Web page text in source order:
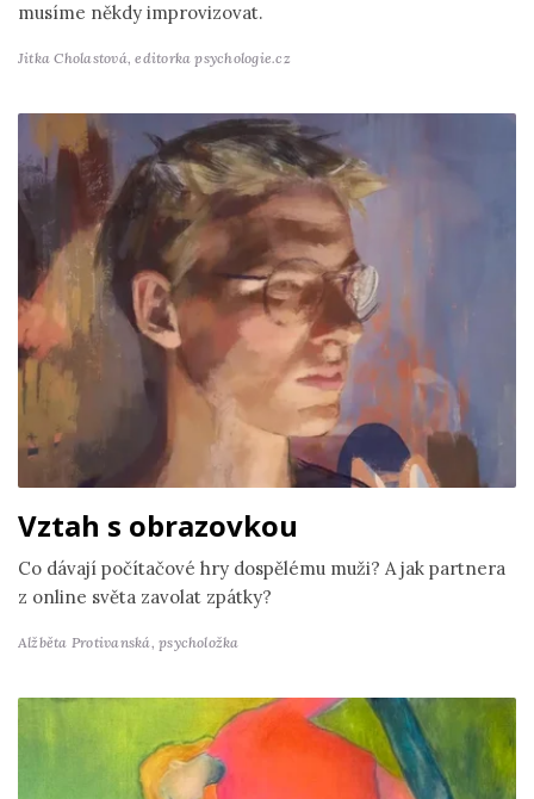
musíme někdy improvizovat.
Jitka Cholastová,editorka psychologie.cz
Vztah s obrazovkou
Co dávají počítačové hry dospělému muži? A jak partnera
z online světa zavolat zpátky?
Alžběta Protivanská,psycholožka